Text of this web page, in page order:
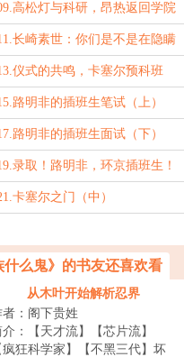
高松灯与科研，昂热返回学院
长崎素世：你们是不是在隐瞒
么仪式的共鸣，卡塞尔预科班
路明非的插班生笔试（上）
路明非的插班生面试（下）
录取！路明非，环京插班生！
卡塞尔之门（中）
么鬼》的书友还喜欢看
从木叶开始解析忍界
者：阁下贵姓
介：【天才流】【芯片流】
疯狂科学家】【不黑三代】坏